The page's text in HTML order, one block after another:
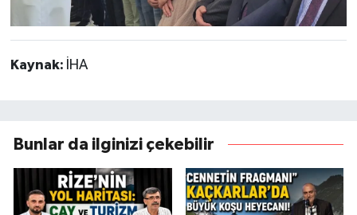
Kaynak: İHA
Bunlar da ilginizi çekebilir